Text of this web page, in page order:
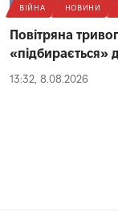
ВІЙНА НОВИНИ
Повітряна
«підбирається»
13:32, 8.08.2026